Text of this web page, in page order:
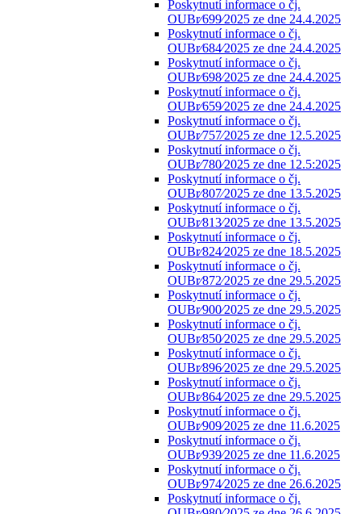
Poskytnutí informace o čj.
OUBr⁄699⁄2025 ze dne 24.4.2025
Poskytnutí informace o čj.
OUBr⁄684⁄2025 ze dne 24.4.2025
Poskytnutí informace o čj.
OUBr⁄698⁄2025 ze dne 24.4.2025
Poskytnutí informace o čj.
OUBr⁄659⁄2025 ze dne 24.4.2025
Poskytnutí informace o čj.
OUBr⁄757⁄2025 ze dne 12.5.2025
Poskytnutí informace o čj.
OUBr⁄780⁄2025 ze dne 12.5:2025
Poskytnutí informace o čj.
OUBr⁄807⁄2025 ze dne 13.5.2025
Poskytnutí informace o čj.
OUBr⁄813⁄2025 ze dne 13.5.2025
Poskytnutí informace o čj.
OUBr⁄824⁄2025 ze dne 18.5.2025
Poskytnutí informace o čj.
OUBr⁄872⁄2025 ze dne 29.5.2025
Poskytnutí informace o čj.
OUBr⁄900⁄2025 ze dne 29.5.2025
Poskytnutí informace o čj.
OUBr⁄850⁄2025 ze dne 29.5.2025
Poskytnutí informace o čj.
OUBr⁄896⁄2025 ze dne 29.5.2025
Poskytnutí informace o čj.
OUBr⁄864⁄2025 ze dne 29.5.2025
Poskytnutí informace o čj.
OUBr⁄909⁄2025 ze dne 11.6.2025
Poskytnutí informace o čj.
OUBr⁄939⁄2025 ze dne 11.6.2025
Poskytnutí informace o čj.
OUBr⁄974⁄2025 ze dne 26.6.2025
Poskytnutí informace o čj.